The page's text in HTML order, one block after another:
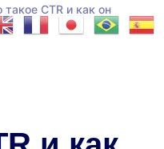
такое CTR и как он